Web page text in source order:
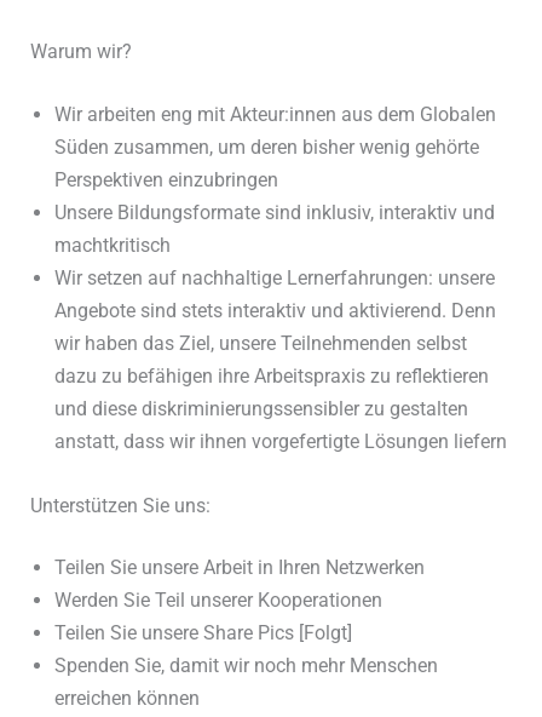
Warum wir?
Wir arbeiten eng mit Akteur:innen aus dem Globalen
Süden zusammen, um deren bisher wenig gehörte
Perspektiven einzubringen
Unsere Bildungsformate sind inklusiv, interaktiv und
machtkritisch
Wir setzen auf nachhaltige Lernerfahrungen: unsere
Angebote sind stets interaktiv und aktivierend. Denn
wir haben das Ziel, unsere Teilnehmenden selbst
dazu zu befähigen ihre Arbeitspraxis zu reflektieren
und diese diskriminierungssensibler zu gestalten
anstatt, dass wir ihnen vorgefertigte Lösungen liefern
Unterstützen Sie uns:
Teilen Sie unsere Arbeit in Ihren Netzwerken
Werden Sie Teil unserer Kooperationen
Teilen Sie unsere Share Pics [Folgt]
Spenden Sie, damit wir noch mehr Menschen
erreichen können